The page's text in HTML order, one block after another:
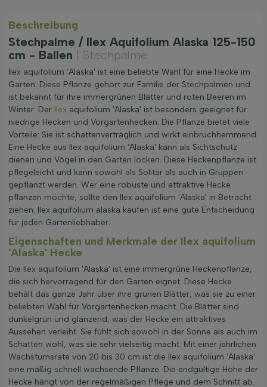
Beschreibung
Stechpalme / Ilex Aquifolium Alaska 125-150
cm - Ballen
| Stechpalme
Ilex aquifolium 'Alaska' ist eine beliebte Wahl für eine Hecke im
Garten. Diese Pflanze gehört zur Familie der Stechpalmen und
ist bekannt für ihre immergrünen Blätter und roten Beeren im
Winter. Der Ilex aquifolium 'Alaska' ist besonders geeignet für
niedrige Hecken und Vorgartenhecken. Die Pflanze bietet viele
Vorteile: Sie ist schattenverträglich und wirkt einbruchhemmend.
Eine Hecke aus Ilex aquifolium 'Alaska' kann als Sichtschutz
dienen und Vögel in den Garten locken. Diese Heckenpflanze ist
pflegeleicht und kann sowohl als Solitär als auch in Gruppen
gepflanzt werden. Wer eine robuste und attraktive Hecke
pflanzen möchte, sollte den Ilex aquifolium 'Alaska' in Betracht
ziehen. Ilex aquifolium alaska kaufen ist eine gute Entscheidung
für jeden Gartenliebhaber.
Eigenschaften und Merkmale der Ilex aquifolium
'Alaska' Hecke
Die Ilex aquifolium 'Alaska' ist eine immergrüne Heckenpflanze,
die sich hervorragend für den Garten eignet. Diese Hecke
behält das ganze Jahr über ihre grünen Blätter, was sie zu einer
beliebten Wahl für Vorgartenhecken macht. Die Blätter sind
dunkelgrün und glänzend, was der Hecke ein attraktives
Aussehen verleiht. Sie fühlt sich sowohl in der Sonne als auch im
Schatten wohl, was sie sehr vielseitig macht. Mit einer jährlichen
Wachstumsrate von 20 bis 30 cm ist die Ilex aquifolium 'Alaska'
eine mäßig schnell wachsende Pflanze. Die endgültige Höhe der
Hecke hängt von der regelmäßigen Pflege und dem Schnitt ab.